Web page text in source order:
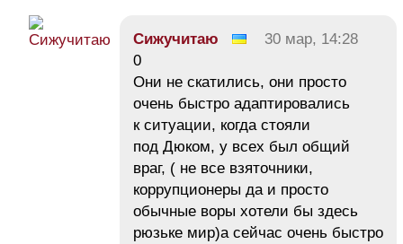
Сижучитаю
30 мар, 14:28
0
Они не скатились, они просто
очень быстро адаптировались
к ситуации, когда стояли
под Дюком, у всех был общий
враг, ( не все взяточники,
коррупционеры да и просто
обычные воры хотели бы здесь
рюзьке мир)а сейчас очень быстро